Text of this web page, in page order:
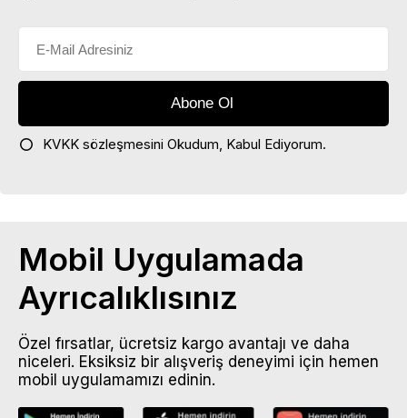
KVKK sözleşmesini Okudum, Kabul Ediyorum.
Mobil Uygulamada
Ayrıcalıklısınız
Özel fırsatlar, ücretsiz kargo avantajı ve daha
niceleri. Eksiksiz bir alışveriş deneyimi için hemen
mobil uygulamamızı edinin.